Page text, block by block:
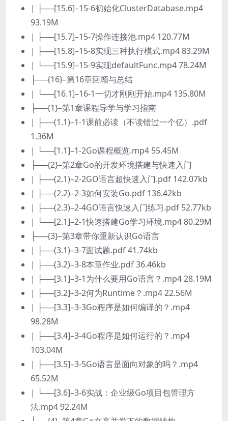
| ├──[15.6]–15-6初始化ClusterDatabase.mp4
93.19M
| ├──[15.7]–15-7操作连接池.mp4 120.77M
| ├──[15.8]–15-8实现三种执行模式.mp4 83.29M
| └──[15.9]–15-9实现defaultFunc.mp4 78.24M
├──{16}–第16章回顾与总结
| └──[16.1]–16-1一切才刚刚开始.mp4 135.80M
├──{1}–第1章课程导学与学习指南
| ├──(1.1)–1-1课前必读（不读错过一个亿）.pdf
1.36M
| └──[1.1]–1-2Go课程概览.mp4 55.45M
├──{2}–第2章Go的开发环境搭建与快速入门
| ├──(2.1)–2-2GO语言超快速入门.pdf 142.07kb
| ├──(2.2)–2-3如何安装Go.pdf 136.42kb
| ├──(2.3)–2-4GO语言快速入门练习.pdf 52.77kb
| └──[2.1]–2-1快速搭建Go学习环境.mp4 80.29M
├──{3}–第3章带你重新认识Go语言
| ├──(3.1)–3-7面试题.pdf 41.74kb
| ├──(3.2)–3-8本章作业.pdf 36.46kb
| ├──[3.1]–3-1为什么要用Go语言？.mp4 28.19M
| ├──[3.2]–3-2何为Runtime？.mp4 22.56M
| ├──[3.3]–3-3Go程序是如何编译的？.mp4
98.28M
| ├──[3.4]–3-4Go程序是如何运行的？.mp4
103.04M
| ├──[3.5]–3-5Go语言是面向对象的吗？.mp4
65.52M
| └──[3.6]–3-6实战：企业级Go项目包管理方
法.mp4 92.24M